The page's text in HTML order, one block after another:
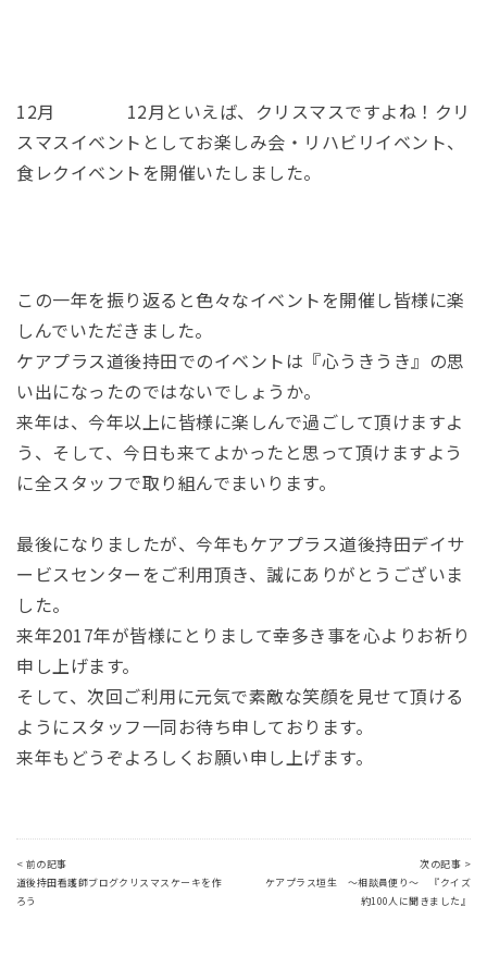
12月 12月といえば、クリスマスですよね！クリ
スマスイベントとしてお楽しみ会・リハビリイベント、
食レクイベントを開催いたしました。
この一年を振り返ると色々なイベントを開催し皆様に楽
しんでいただきました。
ケアプラス道後持田でのイベントは『心うきうき』の思
い出になったのではないでしょうか。
来年は、今年以上に皆様に楽しんで過ごして頂けますよ
う、そして、今日も来てよかったと思って頂けますよう
に全スタッフで取り組んでまいります。
最後になりましたが、今年もケアプラス道後持田デイサ
ービスセンターをご利用頂き、誠にありがとうございま
した。
来年2017年が皆様にとりまして幸多き事を心よりお祈り
申し上げます。
そして、次回ご利用に元気で素敵な笑顔を見せて頂ける
ようにスタッフ一同お待ち申しております。
来年もどうぞよろしくお願い申し上げます。
< 前の記事
道後持田看護師ブログクリスマスケーキを作
ろう
次の記事 >
ケアプラス垣生 ～相談員便り～ 『クイズ
約100人に聞きました』